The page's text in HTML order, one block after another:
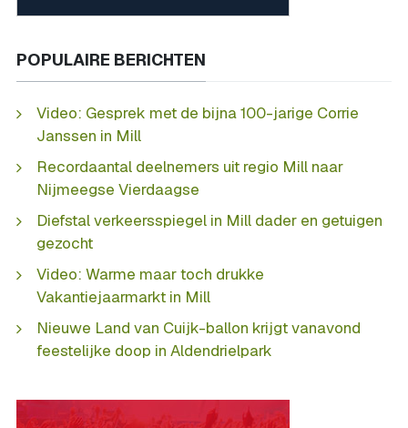
POPULAIRE BERICHTEN
Video: Gesprek met de bijna 100-jarige Corrie
Janssen in Mill
Recordaantal deelnemers uit regio Mill naar
Nijmeegse Vierdaagse
Diefstal verkeersspiegel in Mill dader en getuigen
gezocht
Video: Warme maar toch drukke
Vakantiejaarmarkt in Mill
Nieuwe Land van Cuijk-ballon krijgt vanavond
feestelijke doop in Aldendrielpark